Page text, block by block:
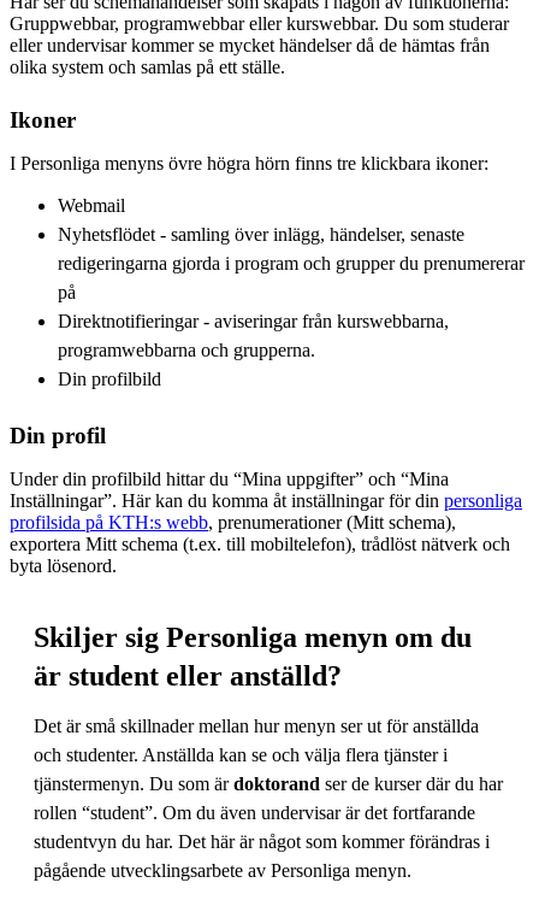
Gruppwebbar, programwebbar eller kurswebbar. Du som studerar
eller undervisar kommer se mycket händelser då de hämtas från
olika system och samlas på ett ställe.
Ikoner
I Personliga menyns övre högra hörn finns tre klickbara ikoner:
Webmail
Nyhetsflödet - samling över inlägg, händelser, senaste
redigeringarna gjorda i program och grupper du prenumererar
på
Direktnotifieringar - aviseringar från kurswebbarna,
programwebbarna och grupperna.
Din profilbild
Din profil
Under din profilbild hittar du “Mina uppgifter” och “Mina
Inställningar”. Här kan du komma åt inställningar för din personliga
profilsida på KTH:s webb, prenumerationer (Mitt schema),
exportera Mitt schema (t.ex. till mobiltelefon), trådlöst nätverk och
byta lösenord.
Skiljer sig Personliga menyn om du
är student eller anställd?
Det är små skillnader mellan hur menyn ser ut för anställda
och studenter. Anställda kan se och välja flera tjänster i
tjänstermenyn. Du som ärdoktorand ser de kurser där du har
rollen “student”. Om du även undervisar är det fortfarande
studentvyn du har. Det här är något som kommer förändras i
pågående utvecklingsarbete av Personliga menyn.